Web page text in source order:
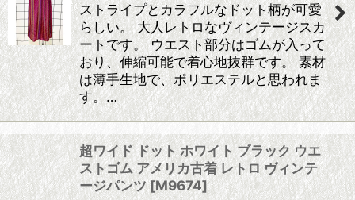
ストライプとカラフルなドット柄が可愛
らしい。 大人レトロなヴィンテージスカ
ートです。 ウエスト部分はゴムが入って
おり、伸縮可能で着心地抜群です。 素材
は薄手生地で、ポリエステルと思われま
す。…
超ワイド ドット ホワイト ブラック ウエ
ストゴム アメリカ古着 レトロ ヴィンテ
ージパンツ[M9674]